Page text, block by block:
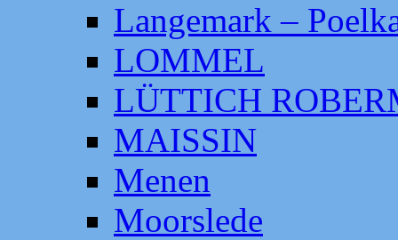
Langemark –
LOMMEL
LÜTTICH
MAISSIN
Menen
Moorslede